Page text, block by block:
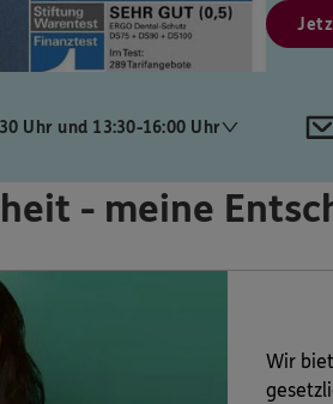
Uhr und 13:30-16:00 Uhr
- meine
Wir